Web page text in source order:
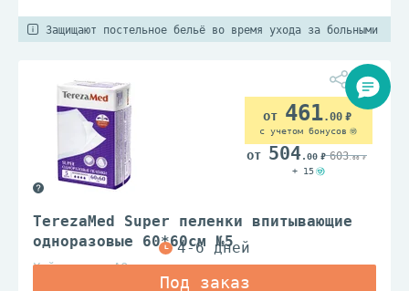
Защищают постельное бельё во время ухода за больными
TerezaMed Super пеленки впитывающие
одноразовые 60*60см №5
Хайджиеник АО
461.00
с учетом бонусов
504.00 603.00
+ 15